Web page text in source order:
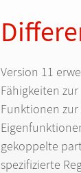
Version 11
Fähigkeiten zur
Funktionen
gekoppelte
spezifizierte